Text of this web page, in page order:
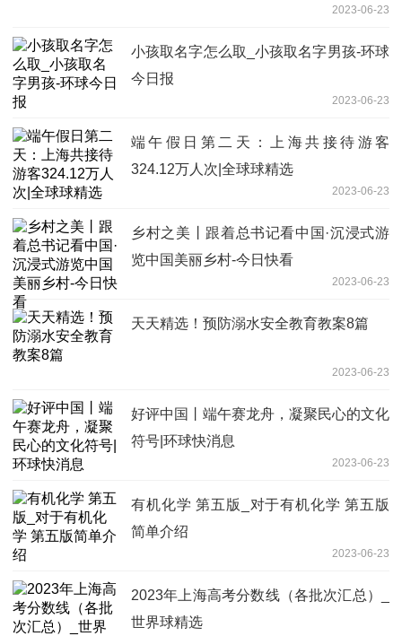
2023-06-23
小孩取名字怎么取_小孩取名字男孩-环球
今日报
2023-06-23
端午假日第二天：上海共接待游客
324.12万人次|全球球精选
2023-06-23
乡村之美丨跟着总书记看中国·沉浸式游
览中国美丽乡村-今日快看
2023-06-23
天天精选！预防溺水安全教育教案8篇
2023-06-23
好评中国丨端午赛龙舟，凝聚民心的文化
符号|环球快消息
2023-06-23
有机化学 第五版_对于有机化学 第五版
简单介绍
2023-06-23
2023年上海高考分数线（各批次汇总）_
世界球精选